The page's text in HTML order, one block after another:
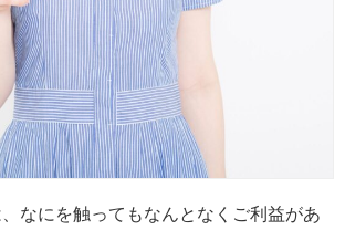
なにを触ってもなんとなくご利益があ